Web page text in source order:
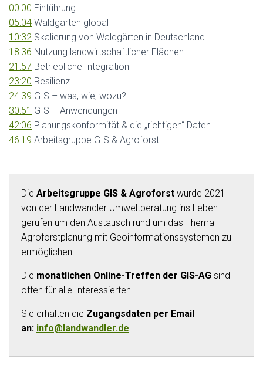
00:00 Einführung
05:04 Waldgärten global
10:32 Skalierung von Waldgärten in Deutschland
18:36 Nutzung landwirtschaftlicher Flächen
21:57 Betriebliche Integration
23:20 Resilienz
24:39 GIS – was, wie, wozu?
30:51 GIS – Anwendungen
42:06 Planungskonformität & die „richtigen“ Daten
46:19 Arbeitsgruppe GIS & Agroforst
Die Arbeitsgruppe GIS & Agroforst wurde 2021
von der Landwandler Umweltberatung ins Leben
gerufen um den Austausch rund um das Thema
Agroforstplanung mit Geoinformationssystemen zu
ermöglichen.
Die monatlichen Online-Treffen der GIS-AG sind
offen für alle Interessierten.
Sie erhalten die Zugangsdaten per Email
an: info@landwandler.de